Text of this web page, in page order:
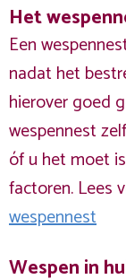
Het
Een
nadat het
hierover goed
wespennest
óf u het moet
factoren. Lees
wespennest
Wespen in